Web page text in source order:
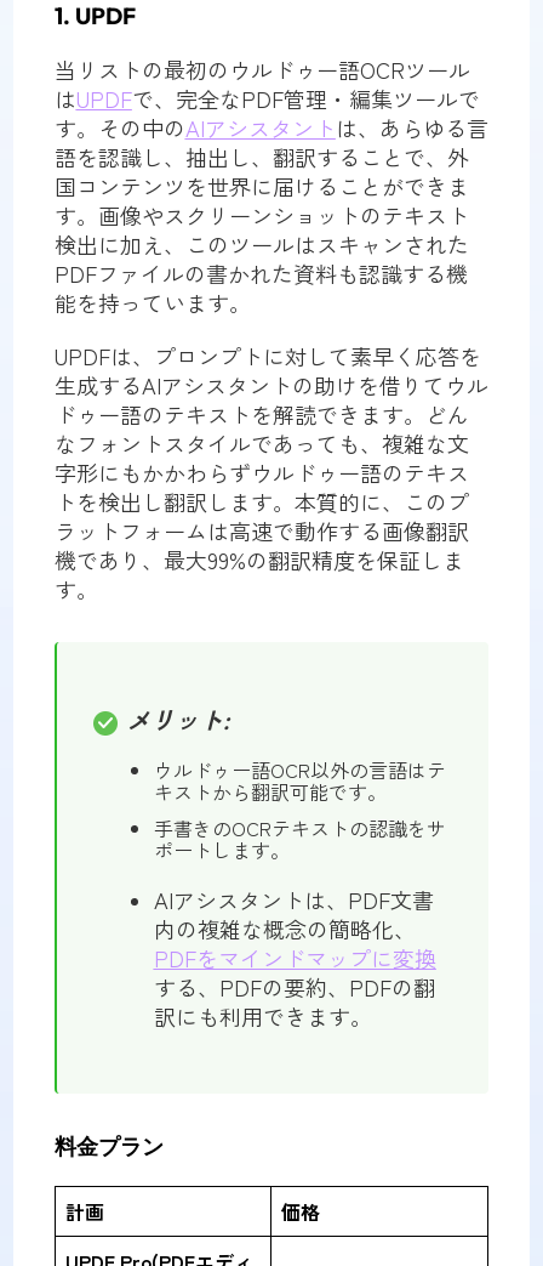
1. UPDF
当リストの最初のウルドゥー語OCRツール
はUPDFで、完全なPDF管理・編集ツールで
す。その中のAIアシスタントは、あらゆる言
語を認識し、抽出し、翻訳することで、外
国コンテンツを世界に届けることができま
す。画像やスクリーンショットのテキスト
検出に加え、このツールはスキャンされた
PDFファイルの書かれた資料も認識する機
能を持っています。
UPDFは、プロンプトに対して素早く応答を
生成するAIアシスタントの助けを借りてウル
ドゥー語のテキストを解読できます。どん
なフォントスタイルであっても、複雑な文
字形にもかかわらずウルドゥー語のテキス
トを検出し翻訳します。本質的に、このプ
ラットフォームは高速で動作する画像翻訳
機であり、最大99%の翻訳精度を保証しま
す。
メリット:
ウルドゥー語OCR以外の言語はテ
キストから翻訳可能です。
手書きのOCRテキストの認識をサ
ポートします。
AIアシスタントは、PDF文書
内の複雑な概念の簡略化、
PDFをマインドマップに変換
する、PDFの要約、PDFの翻
訳にも利用できます。
料金プラン
計画
価格